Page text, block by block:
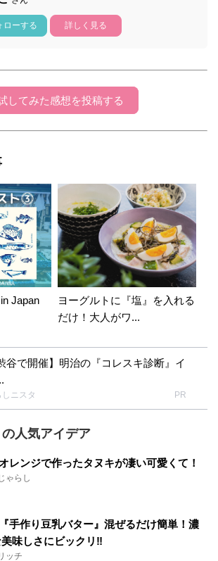
ローする 詳しく見る
してみた感想を投稿する
Japan
ヨーグルトに『塩』を入れる
だけ！大人がワ...
谷で開催】明治の『コレスキ診断』イ
しニスタ PR
の人気アイデア
レンジで作ったタヌキが凄い可愛くて！
ゃらし
『手作り豆乳バター』混ぜるだけ簡単！濃
味しさにビックリ‼︎
ッチ